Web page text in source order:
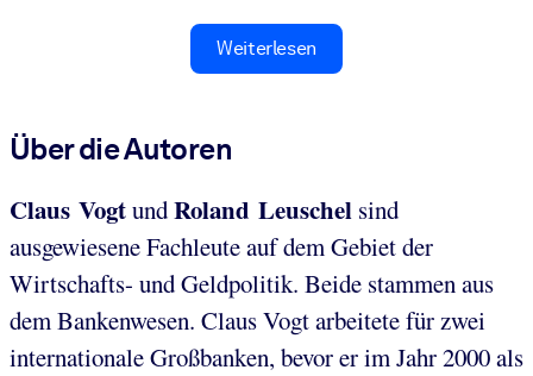
Weiterlesen
Über die Autoren
Claus VogtundRoland Leuschel sind
ausgewiesene Fachleute auf dem Gebiet der
Wirtschafts- und Geldpolitik. Beide stammen aus
dem Bankenwesen. Claus Vogt arbeitete für zwei
internationale Großbanken, bevor er im Jahr 2000 als